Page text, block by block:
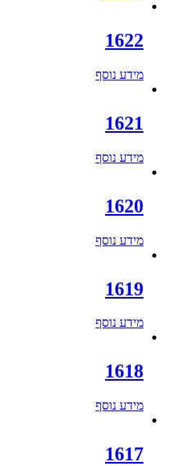
1622
מידע נוסף
1621
מידע נוסף
1620
מידע נוסף
1619
מידע נוסף
1618
מידע נוסף
1617